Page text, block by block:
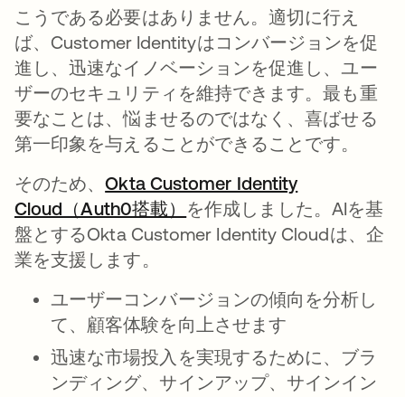
こうである必要はありません。適切に行え
ば、Customer Identityはコンバージョンを促
進し、迅速なイノベーションを促進し、ユー
ザーのセキュリティを維持できます。最も重
要なことは、悩ませるのではなく、喜ばせる
第一印象を与えることができることです。
そのため、Okta Customer Identity
Cloud（Auth0搭載） 新しいタブで開く
を作成しました。AIを基
盤とするOkta Customer Identity Cloudは、企
業を支援します。
ユーザーコンバージョンの傾向を分析し
て、 顧客体験を向上させます
迅速な市場投入 を実現するために、ブラ
ンディング、サインアップ、サインイン